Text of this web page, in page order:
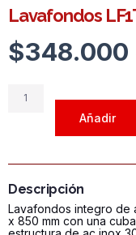
Lavafondos
$348.000
Lavafondos
800x700x850mm
Añadir
Descripción
Lavafondos integro de
x 850 mm con una